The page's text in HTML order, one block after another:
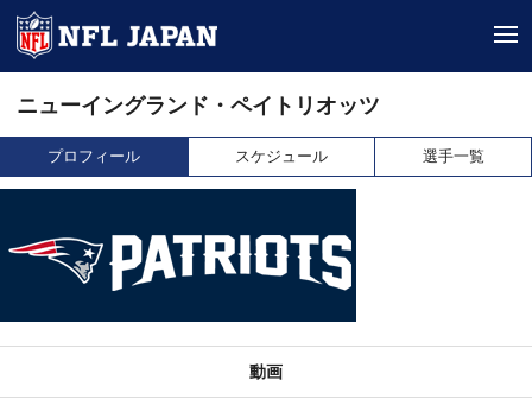
ニューイングランド・ペイトリオッツ
プロフィール スケジュール 選手一覧
動画